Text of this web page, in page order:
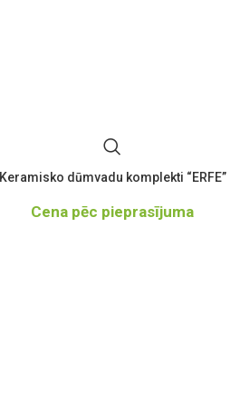
Keramisko dūmvadu komplekti “ERFE”
Cena pēc pieprasījuma